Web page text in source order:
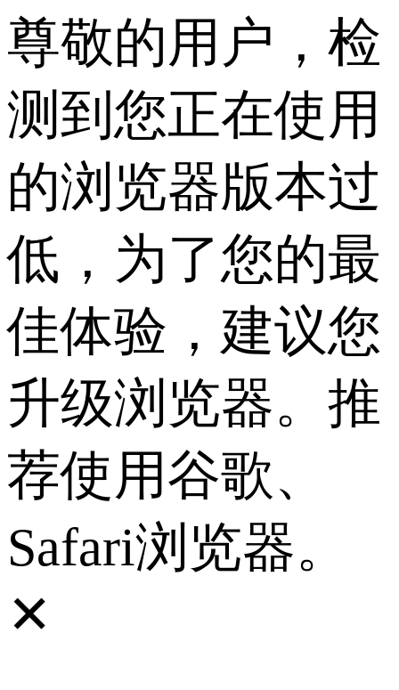
尊敬的用户，检
测到您正在使用
的浏览器版本过
低，为了您的最
佳体验，建议您
升级浏览器。推
荐使用谷歌、
Safari浏览器。
✕